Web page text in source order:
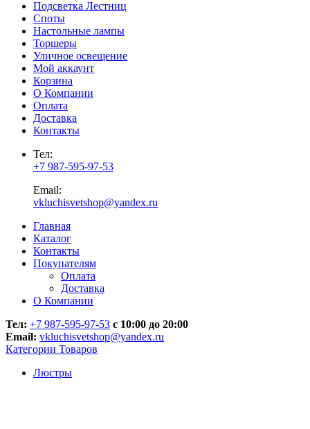
Подсветка Лестниц
Споты
Настольные лампы
Торшеры
Уличное освещение
Мой аккаунт
Корзина
О Компании
Оплата
Доставка
Контакты
Тел:
+7 987-595-97-53
Email:
vkluchisvetshop@yandex.ru
Главная
Каталог
Контакты
Покупателям
Оплата
Доставка
О Компании
Тел: +7 987-595-97-53 с 10:00 до 20:00
Email: vkluchisvetshop@yandex.ru
Категории Товаров
Люстры